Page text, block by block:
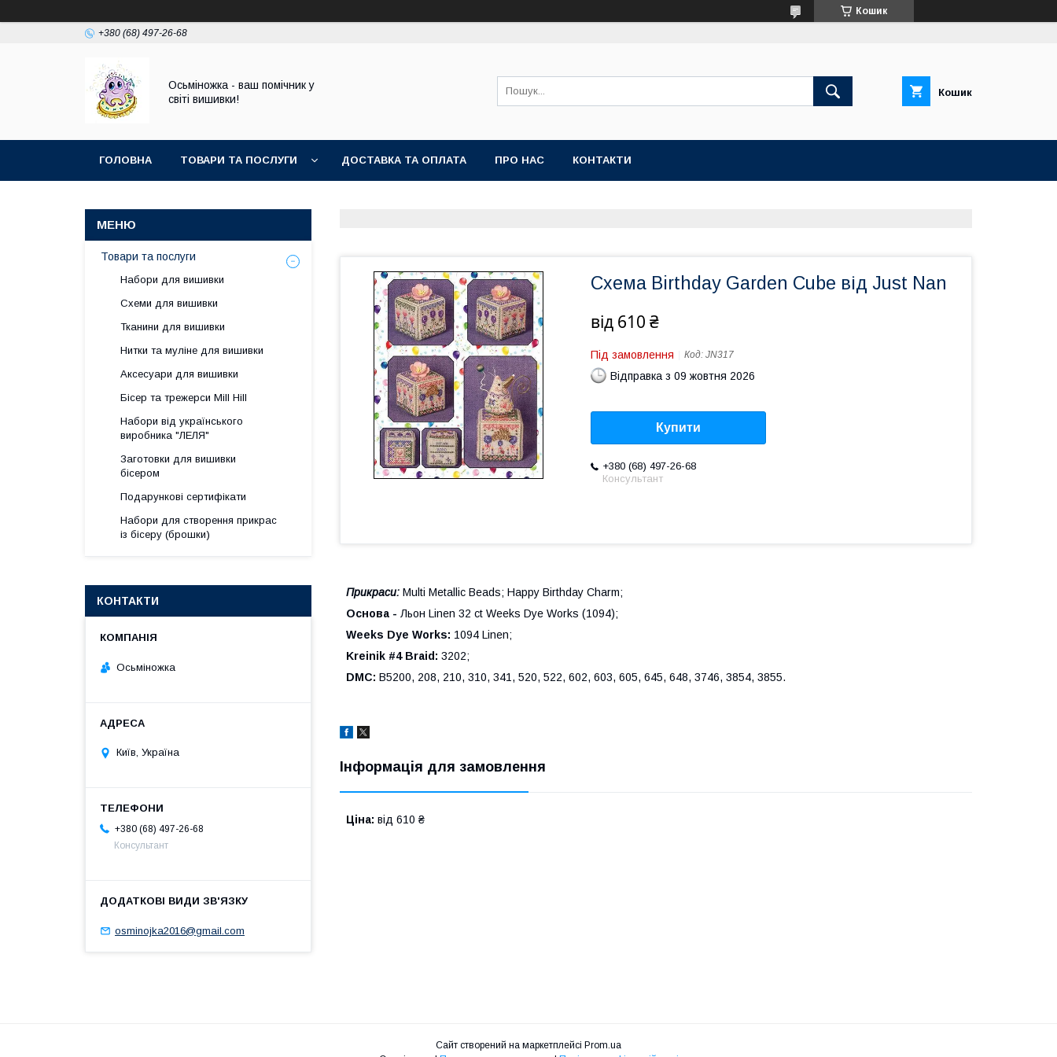
Кошик
+380 (68) 497-26-68
Осьміножка - ваш помічник у
світі вишивки!
Кошик
ГОЛОВНА ТОВАРИ ТА ПОСЛУГИ ДОСТАВКА ТА ОПЛАТА ПРО НАС КОНТАКТИ
Схема Birthday Garden Cube від Just Nan
від 610 ₴
Під замовлення Код: JN317
Відправка з 09 жовтня 2026
Купити
+380 (68) 497-26-68
Консультант
Прикраси: Multi Metallic Beads; Happy Birthday Charm;
Основа - Льон Linen 32 ct Weeks Dye Works (1094);
Weeks Dye Works: 1094 Linen;
Kreinik #4 Braid: 3202;
DMC: B5200, 208, 210, 310, 341, 520, 522, 602, 603, 605, 645, 648, 3746, 3854, 3855.
Інформація для замовлення
Ціна: від 610 ₴
Товари та послуги
Набори для вишивки
Схеми для вишивки
Тканини для вишивки
Нитки та муліне для вишивки
Аксесуари для вишивки
Бісер та трежерси Mill Hill
Набори від українського
виробника "ЛЕЛЯ"
Заготовки для вишивки
бісером
Подарункові сертифікати
Набори для створення прикрас
із бісеру (брошки)
КОНТАКТИ
Осьміножка
Київ, Україна
+380 (68) 497-26-68
Консультант
osminojka2016@gmail.com
Сайт створений на маркетплейсі Prom.ua